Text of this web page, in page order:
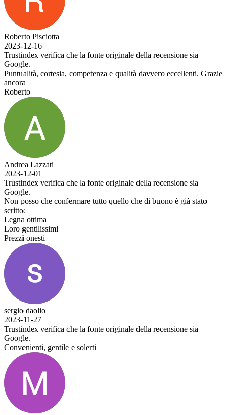
Roberto Pisciotta
2023-12-16
Trustindex verifica che la fonte originale della recensione sia
Google.
Puntualità, cortesia, competenza e qualità davvero eccellenti. Grazie
ancora
Roberto
Andrea Lazzati
2023-12-01
Trustindex verifica che la fonte originale della recensione sia
Google.
Non posso che confermare tutto quello che di buono è già stato
scritto:
Legna ottima
Loro gentilissimi
Prezzi onesti
sergio daolio
2023-11-27
Trustindex verifica che la fonte originale della recensione sia
Google.
Convenienti, gentile e solerti